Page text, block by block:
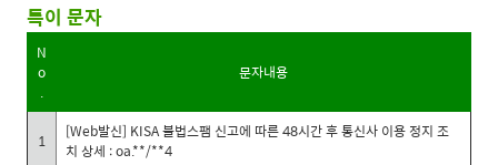
특이 문자
N
o
.
문자내용
1
[Web발신] KISA 불법스팸 신고에 따른 48시간 후 통신사 이용 정지 조
치 상세 : oa.**/**4